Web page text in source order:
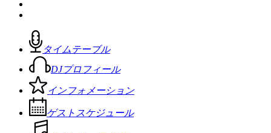
タイムテーブル
DJプロフィール
インフォメーション
ゲストスケジュール